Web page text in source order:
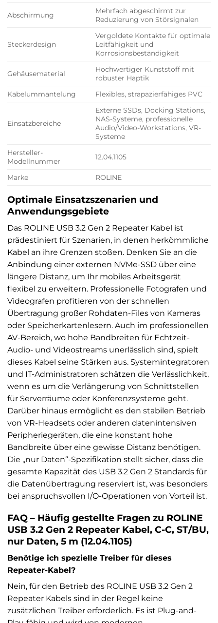
Abschirmung
Mehrfach abgeschirmt zur
Reduzierung von Störsignalen
Steckerdesign
Vergoldete Kontakte für optimale
Leitfähigkeit und
Korrosionsbeständigkeit
Gehäusematerial
Hochwertiger Kunststoff mit
robuster Haptik
Kabelummantelung
Flexibles, strapazierfähiges PVC
Einsatzbereiche
Externe SSDs, Docking Stations,
NAS-Systeme, professionelle
Audio/Video-Workstations, VR-
Systeme
Hersteller-
Modellnummer
12.04.1105
Marke ROLINE
Optimale Einsatzszenarien und
Anwendungsgebiete
Das ROLINE USB 3.2 Gen 2 Repeater Kabel ist
prädestiniert für Szenarien, in denen herkömmliche
Kabel an ihre Grenzen stoßen. Denken Sie an die
Anbindung einer externen NVMe-SSD über eine
längere Distanz, um Ihr mobiles Arbeitsgerät
flexibel zu erweitern. Professionelle Fotografen und
Videografen profitieren von der schnellen
Übertragung großer Rohdaten-Files von Kameras
oder Speicherkartenlesern. Auch im professionellen
AV-Bereich, wo hohe Bandbreiten für Echtzeit-
Audio- und Videostreams unerlässlich sind, spielt
dieses Kabel seine Stärken aus. Systemintegratoren
und IT-Administratoren schätzen die Verlässlichkeit,
wenn es um die Verlängerung von Schnittstellen
für Serverräume oder Konferenzsysteme geht.
Darüber hinaus ermöglicht es den stabilen Betrieb
von VR-Headsets oder anderen datenintensiven
Peripheriegeräten, die eine konstant hohe
Bandbreite über eine gewisse Distanz benötigen.
Die „nur Daten“-Spezifikation stellt sicher, dass die
gesamte Kapazität des USB 3.2 Gen 2 Standards für
die Datenübertragung reserviert ist, was besonders
bei anspruchsvollen I/O-Operationen von Vorteil ist.
FAQ – Häufig gestellte Fragen zu ROLINE
USB 3.2 Gen 2 Repeater Kabel, C-C, ST/BU,
nur Daten, 5 m (12.04.1105)
Benötige ich spezielle Treiber für dieses
Repeater-Kabel?
Nein, für den Betrieb des ROLINE USB 3.2 Gen 2
Repeater Kabels sind in der Regel keine
zusätzlichen Treiber erforderlich. Es ist Plug-and-